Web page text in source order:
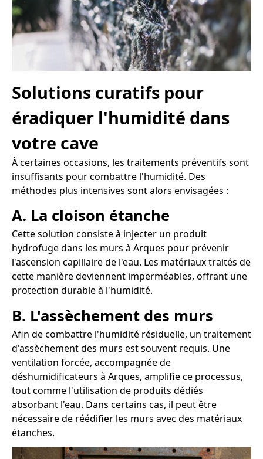
Solutions curatifs pour
éradiquer l'humidité dans
votre cave
À certaines occasions, les traitements préventifs sont
insuffisants pour combattre l'humidité. Des
méthodes plus intensives sont alors envisagées :
A. La cloison étanche
Cette solution consiste à injecter un produit
hydrofuge dans les murs à Arques pour prévenir
l'ascension capillaire de l'eau. Les matériaux traités de
cette manière deviennent imperméables, offrant une
protection durable à l'humidité.
B. L'assèchement des murs
Afin de combattre l'humidité résiduelle, un traitement
d'assèchement des murs est souvent requis. Une
ventilation forcée, accompagnée de
déshumidificateurs à Arques, amplifie ce processus,
tout comme l'utilisation de produits dédiés
absorbant l'eau. Dans certains cas, il peut être
nécessaire de réédifier les murs avec des matériaux
étanches.